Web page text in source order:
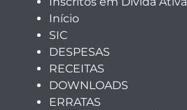
Início
SIC
DESPESAS
RECEITAS
DOWNLOADS
ERRATAS